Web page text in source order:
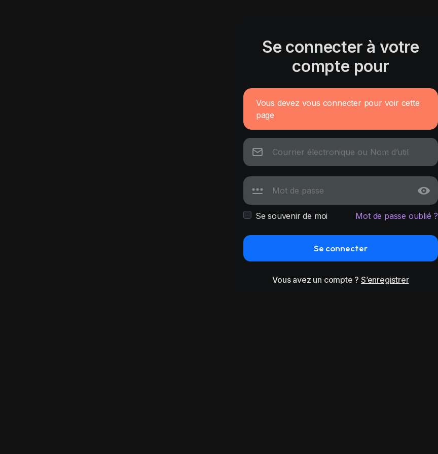
Se connecter à votre
compte pour
Vous devez vous connecter pour voir cette
page
Se souvenir de moi Mot de passe oublié ?
Se connecter
Vous avez un compte ?S’enregistrer